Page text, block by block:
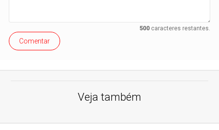
500caracteres restantes.
Comentar
Veja também